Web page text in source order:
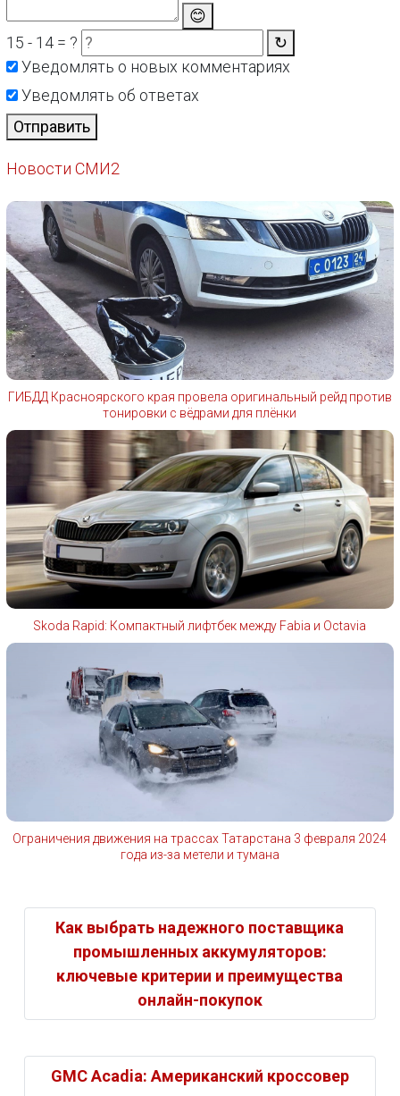
😊
15 - 14 = ?
↻
Уведомлять о новых комментариях
Уведомлять об ответах
Отправить
Новости СМИ2
ГИБДД Красноярского края провела оригинальный рейд против
тонировки с вёдрами для плёнки
Skoda Rapid: Компактный лифтбек между Fabia и Octavia
Ограничения движения на трассах Татарстана 3 февраля 2024
года из-за метели и тумана
Как выбрать надежного поставщика
промышленных аккумуляторов:
ключевые критерии и преимущества
онлайн-покупок
GMC Acadia: Американский кроссовер